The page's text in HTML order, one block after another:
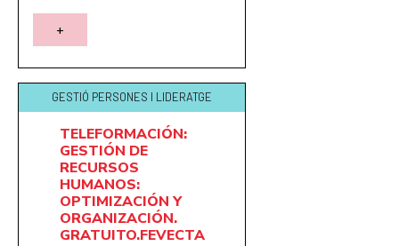
+
GESTIÓ PERSONES I LIDERATGE
TELEFORMACIÓN:
GESTIÓN DE
RECURSOS
HUMANOS:
OPTIMIZACIÓN Y
ORGANIZACIÓN.
GRATUITO.FEVECTA